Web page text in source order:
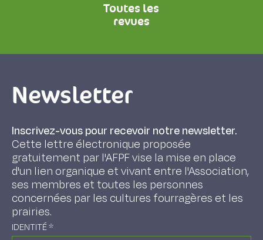
Toutes les
revues
Newsletter
Inscrivez-vous pour recevoir notre newsletter.
Cette lettre électronique proposée
gratuitement par l'AFPF vise la mise en place
d'un lien organique et vivant entre l'Association,
ses membres et toutes les personnes
concernées par les cultures fourragères et les
prairies.
IDENTITÉ*